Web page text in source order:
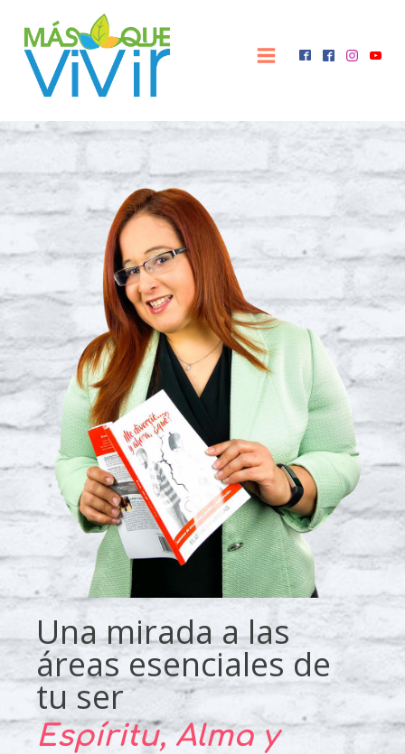
Una mirada a las
áreas esenciales de
tu ser
Espíritu, Alma y